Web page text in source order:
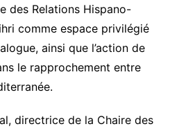
des Relations Hispano-
comme espace privilégié
ainsi que l’action de
le rapprochement entre
directrice de la Chaire des